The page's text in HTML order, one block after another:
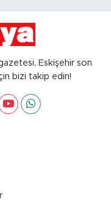
Eskişehir son
bizi takip edin!